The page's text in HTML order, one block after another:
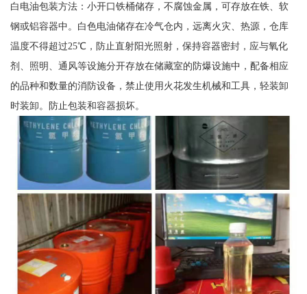
白电油包装方法：小开口铁桶储存，不腐蚀金属，可存放在铁、软
钢或铝容器中。白色电油储存在冷气仓内，远离火灾、热源，仓库
温度不得超过25℃，防止直射阳光照射，保持容器密封，应与氧化
剂、照明、通风等设施分开存放在储藏室的防爆设施中，配备相应
的品种和数量的消防设备，禁止使用火花发生机械和工具，轻装卸
时装卸。防止包装和容器损坏。